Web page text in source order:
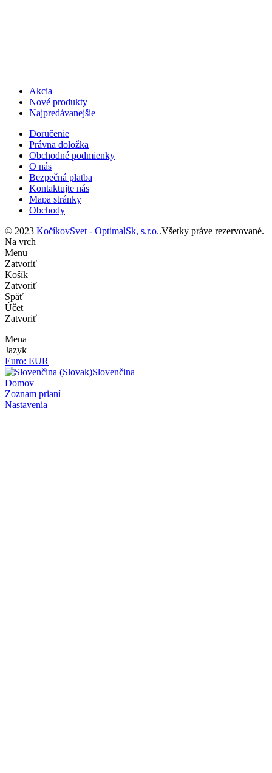
Akcia
Nové produkty
Najpredávanejšie
Doručenie
Právna doložka
Obchodné podmienky
O nás
Bezpečná platba
Kontaktujte nás
Mapa stránky
Obchody
© 2023 KočíkovSvet - OptimalSk, s.r.o..Všetky práve rezervované.
Na vrch
Menu
Zatvoriť
Košík
Zatvoriť
Späť
Účet
Zatvoriť
Mena
Jazyk
Euro: EUR
Slovenčina
Domov
Zoznam prianí
Nastavenia